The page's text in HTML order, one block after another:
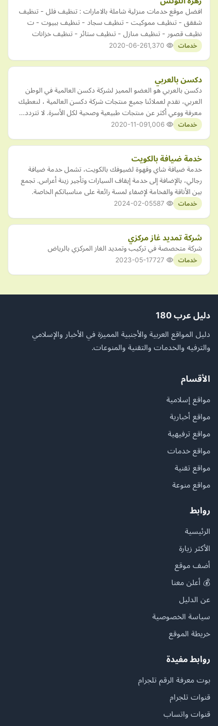
افضل موقع خدمات منزلية شاملة بالامارات : تنظيف فلل - تنظيف
شققق - تنظيف مموكيت - تنظيف سجاد - تنظيف ببيوت - ت
نظيف قصور - تنظيف منازل - تنظيف ستائر - تنظيف خزانات
خدمات 2020-06-26
دكسن بالعربي
دكسن بالعربي هو العضو المميز لشركة دكسن العالمية في الوطن
العربي، نقدم لعملائنا جميع منتجات شركة دكسن العالمية ، لنعطيك
معرفة ووعي أكثر عن منتجات طبيعية وصحية لكل الأسرة. لا تتردد…
خدمات 2020-11-09
خدمة ضيافة بالكويت
خدمة ضيافة شاي وقهوة لضيوفك بالكويت، تشمل خدمة ضيافة
رجالي، بالإضافة إلى خدمة إيقاف السيارات وتأجير زينة أعراس. تجمع
بين الأناقة والفخامة لإضفاء لمسة رائعة على مناسباتكم الخاصة.
خدمات 2024-02-05
شركة تمديد غاز مركزي
شركة متخصصة في تركيب وتمديد الغاز المركزي بالرياض
خدمات 2023-05-17
دليل عرب 180
دليل المواقع العربية والأجنبية المميزة في الأخبار والإسلامي
والترفيه والخدمات والتقنية والمنوعات.
الأقسام
مواقع إسلامية
مواقع أخبارية
مواقع ترفيهية
مواقع خدمات
مواقع تقنية
مواقع منوعة
روابط
الرئيسية
الأكثر زيارة
أضف موقع
💰 أعلن معنا
عن الدليل
سياسة الخصوصية
خريطة الموقع
روابط مفيدة
بوت معرفة الرقم تلجرام
قنوات تلجرام
قنوات واتساب